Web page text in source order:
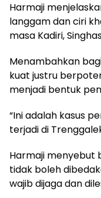
Harmaji
langgam dan ciri
masa Kadiri,
Menambahkan
kuat justru
menjadi bentuk
“Ini adalah kasus
terjadi di
Harmaji menyebut
tidak boleh
wajib dijaga dan